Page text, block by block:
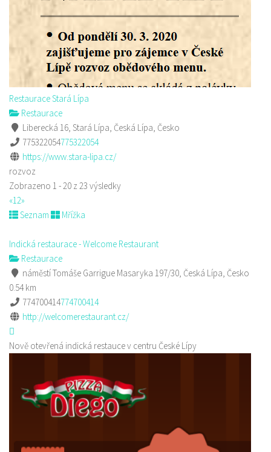
Restaurace Stará Lípa
Restaurace
Liberecká 16, Stará Lípa, Česká Lípa, Česko
775322054775322054
https://www.stara-lipa.cz/
rozvoz
Zobrazeno 1 - 20 z 23 výsledky
«12»
Seznam
Mřížka
Indická restaurace - Welcome Restaurant
Restaurace
náměstí Tomáše Garrigue Masaryka 197/30, Česká Lípa, Česko
0.54 km
774700414774700414
http://welcomerestaurant.cz/
Nově otevřená indická restauce v centru České Lípy